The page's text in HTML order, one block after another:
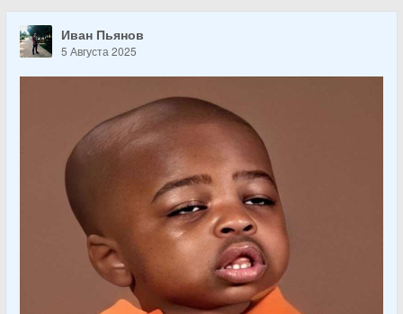
Иван Пьянов
5 Августа 2025